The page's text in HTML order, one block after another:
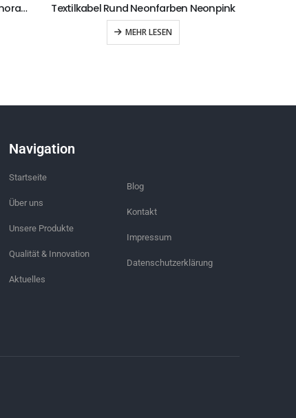
Textilkabel Rund Neonfarben Neonorange Textilkabel Rund Neonfarben Neonpink
MEHR LESEN
Navigation
Startseite
Über uns
Unsere Produkte
Qualität & Innovation
Aktuelles
Blog
Kontakt
Impressum
Datenschutzerklärung